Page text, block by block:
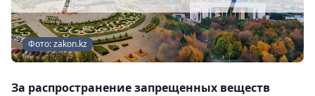
Фото: zakon.kz
За распространение запрещенных веществ